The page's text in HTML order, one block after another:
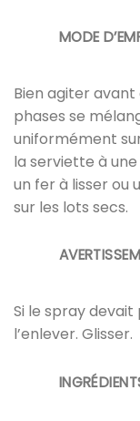
MODE
Bien agiter
phases se
uniformément
la serviette à une
un fer à lisser ou
sur les lots secs.
Si le spray devait
l’enlever. Glisser.